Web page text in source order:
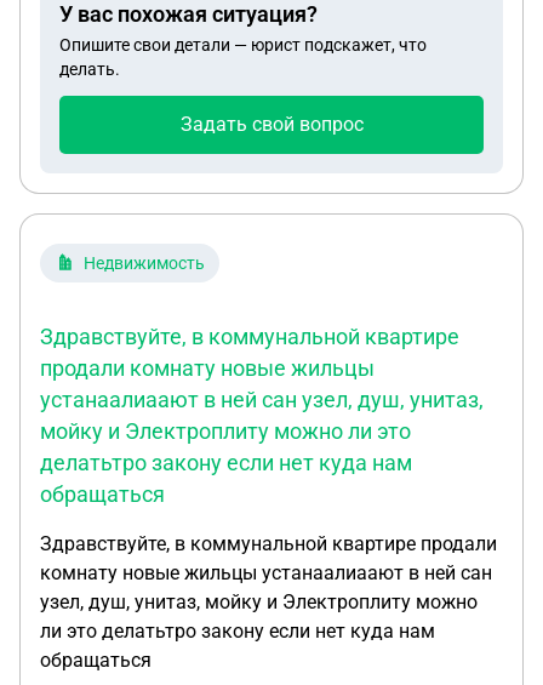
хочет долю в квартире. Как мне поступить?
Можно-ли мне как-то подать на развод от его
имени?
У вас похожая ситуация?
Опишите свои детали — юрист подскажет, что
делать.
Задать свой вопрос
Недвижимость
Здравствуйте, в коммунальной квартире
продали комнату новые жильцы
устанаалиаают в ней сан узел, душ, унитаз,
мойку и Электроплиту можно ли это
делатьтро закону если нет куда нам
обращаться
Здравствуйте, в коммунальной квартире продали
комнату новые жильцы устанаалиаают в ней сан
узел, душ, унитаз, мойку и Электроплиту можно
ли это делатьтро закону если нет куда нам
обращаться